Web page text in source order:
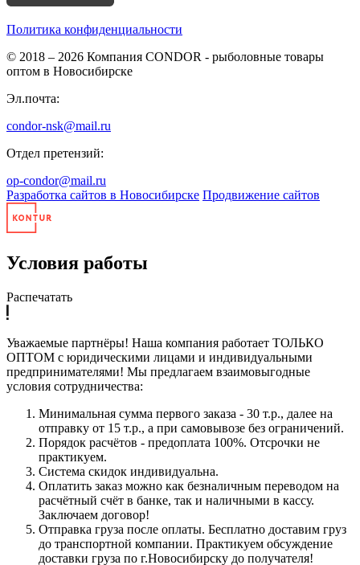
Политика конфиденциальности
© 2018 – 2026 Компания CONDOR - рыболовные товары
оптом в Новосибирске
Эл.почта:
condor-nsk@mail.ru
Отдел претензий:
op-condor@mail.ru
Разработка сайтов в Новосибирске Продвижение сайтов
Условия работы
Распечатать
Уважаемые партнёры! Наша компания работает ТОЛЬКО
ОПТОМ с юридическими лицами и индивидуальными
предпринимателями! Мы предлагаем взаимовыгодные
условия сотрудничества:
Минимальная сумма первого заказа - 30 т.р., далее на
отправку от 15 т.р., а при самовывозе без ограничений.
Порядок расчётов - предоплата 100%. Отсрочки не
практикуем.
Система скидок индивидуальна.
Оплатить заказ можно как безналичным переводом на
расчётный счёт в банке, так и наличными в кассу.
Заключаем договор!
Отправка груза после оплаты. Бесплатно доставим груз
до транспортной компании. Практикуем обсуждение
доставки груза по г.Новосибирску до получателя!